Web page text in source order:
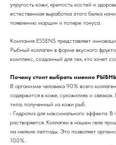
упругость кожи, крепость костей и
естественная выработка этого белка
появлению морщин и потере тонуса.
Компания ESSENS представляет
Рыбный коллаген в форме вкусного
комплекс, созданный для тех, кто хочет
Почему стоит выбрать именно
В организме человека 90% всего
содержится в коже, сухожилиях и связках.
типа, полученный из кожи рыб.
• Гидролиз для максимального эффекта:
растворяется. Коллаген в нашем геле
на мелкие пептиды. Это позволяет
100%.